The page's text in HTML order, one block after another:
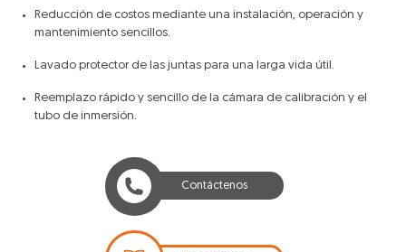
Reducción de costos mediante una instalación, operación y
mantenimiento sencillos.
Lavado protector de las juntas para una larga vida útil.
Reemplazo rápido y sencillo de la cámara de calibración y el
tubo de inmersión.
Contáctenos